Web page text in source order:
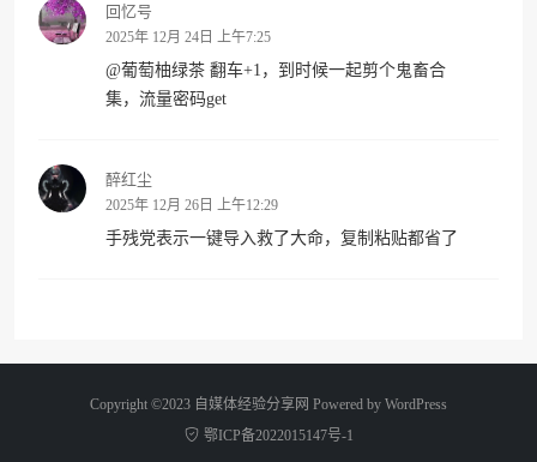
回忆号
2025年 12月 24日 上午7:25
@葡萄柚绿茶 翻车+1，到时候一起剪个鬼畜合
集，流量密码get
醉红尘
2025年 12月 26日 上午12:29
手残党表示一键导入救了大命，复制粘贴都省了
Copyright ©2023 自媒体经验分享网 Powered by WordPress
鄂ICP备2022015147号-1